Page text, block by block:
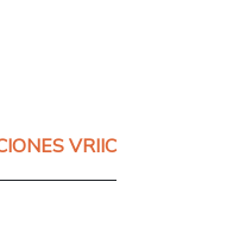
VRIIC